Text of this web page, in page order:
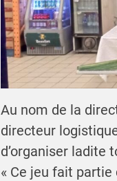
Au nom de la
directeur
d’organiser ladite
« Ce jeu fait partie